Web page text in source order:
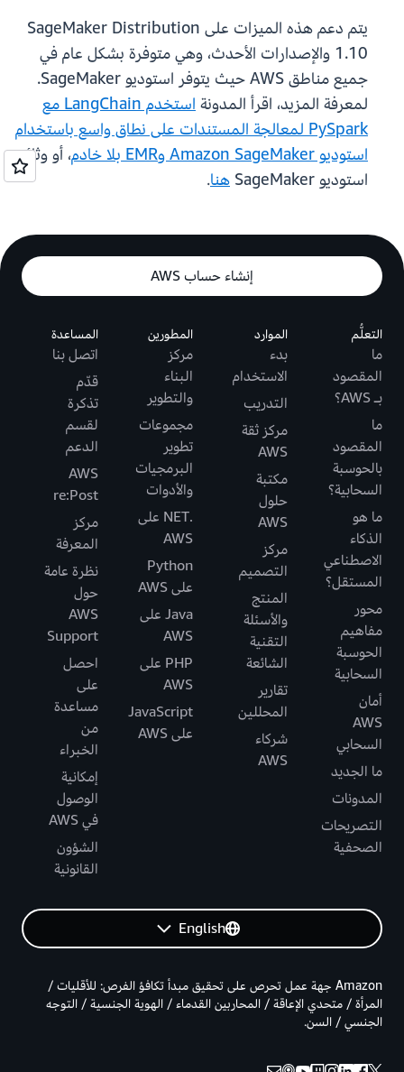
يتم دعم هذه الميزات على SageMaker Distribution
1.10 والإصدارات الأحدث، وهي متوفرة بشكل عام في
جميع مناطق AWS حيث يتوفر استوديو SageMaker.
لمعرفة المزيد، اقرأ المدونة
استخدم LangChain مع
PySpark لمعالجة المستندات على نطاق واسع باستخدام
استوديو Amazon SageMaker وEMR بلا خادم
، أو وثائق
استوديو SageMaker
هنا.
إنشاء حساب AWS
التعلُّم
ما
المقصود
بـ AWS؟
ما
المقصود
بالحوسبة
السحابية؟
ما هو
الذكاء
الاصطناعي
المستقل؟
محور
مفاهيم
الحوسبة
السحابية
أمان
AWS
السحابي
ما الجديد
المدونات
التصريحات
الصحفية
الموارد
بدء
الاستخدام
التدريب
مركز ثقة
AWS
مكتبة
حلول
AWS
مركز
التصميم
المنتج
والأسئلة
التقنية
الشائعة
تقارير
المحللين
شركاء
AWS
المطورين
مركز
البناء
والتطوير
مجموعات
تطوير
البرمجيات
والأدوات
.NET على
AWS
Python
على AWS
Java على
AWS
PHP على
AWS
JavaScript
على AWS
المساعدة
اتصل بنا
قدّم
تذكرة
لقسم
الدعم
AWS
re:Post
مركز
المعرفة
نظرة عامة
حول
AWS
Support
احصل
على
مساعدة
من
الخبراء
إمكانية
الوصول
في AWS
الشؤون
القانونية
English
Amazon جهة عمل تحرص على تحقيق مبدأ تكافؤ الفرص: للأقليات /
المرأة / متحدي الإعاقة / المحاربين القدماء / الهوية الجنسية / التوجه
الجنسي / السن.